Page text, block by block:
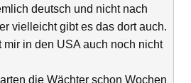
deutsch und nicht nach
vielleicht gibt es das dort auch.
mir in den USA auch noch nicht
die Wächter schon Wochen